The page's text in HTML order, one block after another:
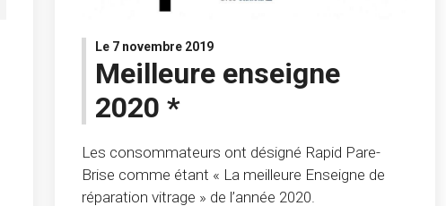
Le 7 novembre 2019
Meilleure enseigne
2020 *
Les consommateurs ont désigné Rapid Pare-
Brise comme étant « La meilleure Enseigne de
réparation vitrage » de l’année 2020.